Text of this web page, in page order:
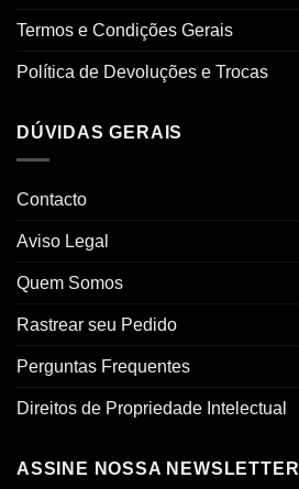
Termos e Condições Gerais
Política de Devoluções e Trocas
DÚVIDAS GERAIS
Contacto
Aviso Legal
Quem Somos
Rastrear seu Pedido
Perguntas Frequentes
Direitos de Propriedade Intelectual
ASSINE NOSSA NEWSLETTER